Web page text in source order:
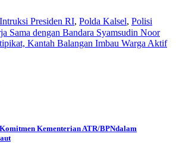
Intruksi Presiden RI, Polda Kalsel, Polisi
Sama dengan Bandara Syamsudin Noor
Kantah Balangan Imbau Warga Aktif
Kementerian ATR/BΡΝdalam